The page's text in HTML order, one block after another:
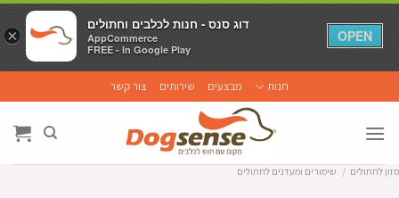
to
content
חנות מבצעים שירותים צור קשר
מזון לחתולים / שימורים ומעדנים לחתולים
×
דוג סנס - חנות לכלבים וחתולים
AppCommerce
FREE - In Google Play
OPEN
×
דוג סנס - חנות לכלבים וחתולים
AppCommerce
FREE - In Google Play
OPEN